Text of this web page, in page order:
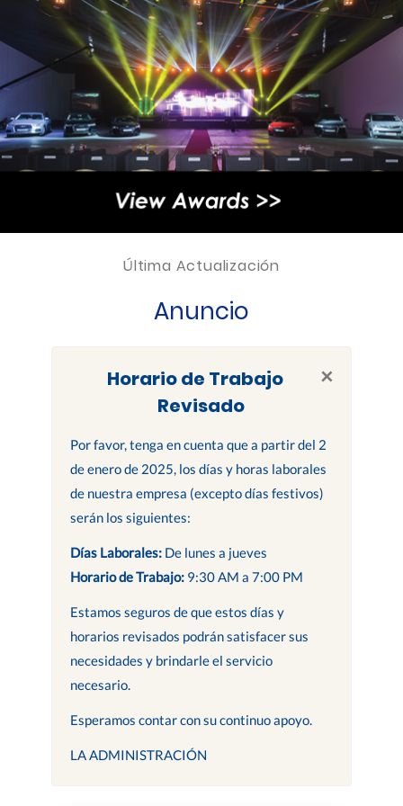
Última Actualización
Anuncio
×
Horario de Trabajo
Revisado
Por favor, tenga en cuenta que a partir del 2
de enero de 2025, los días y horas laborales
de nuestra empresa (excepto días festivos)
serán los siguientes:
Días Laborales:De lunes a jueves
Horario de Trabajo: 9:30 AM a 7:00 PM
Estamos seguros de que estos días y
horarios revisados podrán satisfacer sus
necesidades y brindarle el servicio
necesario.
Esperamos contar con su continuo apoyo.
LA ADMINISTRACIÓN